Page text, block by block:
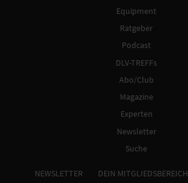
Equipment
Ratgeber
Podcast
DLV-TREFFs
Abo/Club
Magazine
Experten
Newsletter
Suche
NEWSLETTER DEIN MITGLIEDSBEREICH